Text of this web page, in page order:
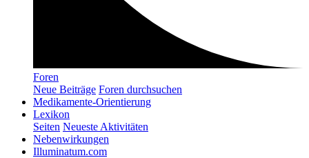
Foren
Neue Beiträge Foren durchsuchen
Medikamente-Orientierung
Lexikon
Seiten Neueste Aktivitäten
Nebenwirkungen
Illuminatum.com